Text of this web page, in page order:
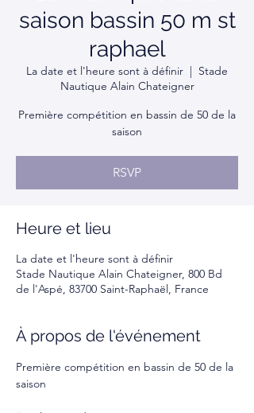
saison bassin 50 m st
raphael
La date et l'heure sont à définir
  |
Stade
Nautique Alain Chateigner
Première compétition en bassin de 50 de la
saison
RSVP
Heure et lieu
La date et l'heure sont à définir
Stade Nautique Alain Chateigner, 800 Bd
de l'Aspé, 83700 Saint-Raphaël, France
À propos de l'événement
Première compétition en bassin de 50 de la
saison